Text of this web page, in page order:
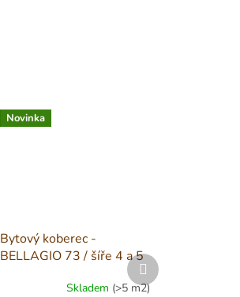
Novinka
Bytový koberec -
BELLAGIO 73 / šíře 4 a 5
Skladem (>5 m2)
Další
produkt